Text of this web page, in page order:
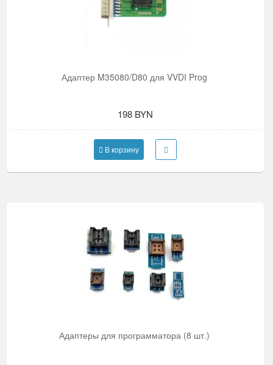
Адаптер M35080/D80 для VVDI Prog
198 BYN
В корзину
Адаптеры для программатора (8 шт.)